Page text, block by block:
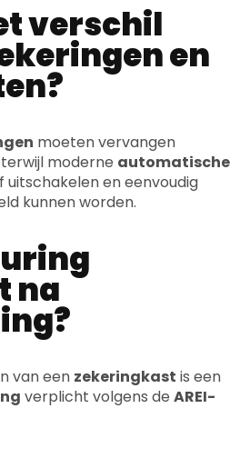
verschil
en
moeten vervangen
moderne automatische
uitschakelen en eenvoudig
kunnen worden.
na
van een zekeringkast is een
verplicht volgens de AREI-